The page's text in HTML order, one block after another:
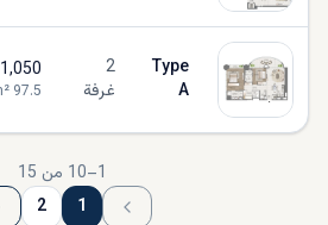
Type
A
2
غرفة
1,050
97.5
1
–
10 من 15
1
2